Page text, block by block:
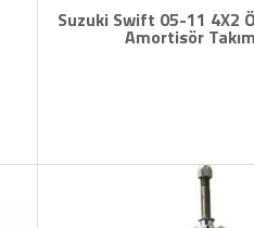
Suzuki Swift 05-11 4X2
Amortisör